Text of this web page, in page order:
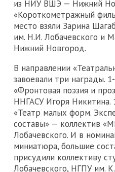
из НИУ ВШЭ — Нижний
«Короткометражный
место взяли Зарина
им. Н.И. Лобачевского и
Нижний Новгород.
В направлении
завоевали три награды.
«Фронтовая поэзия и
ННГАСУ Игоря Никитина.
«Театр малых форм.
составы» — коллектив
Лобачевского. И в
миниатюра, большие
присудили коллективу
Лобачевского, НГПУ им.